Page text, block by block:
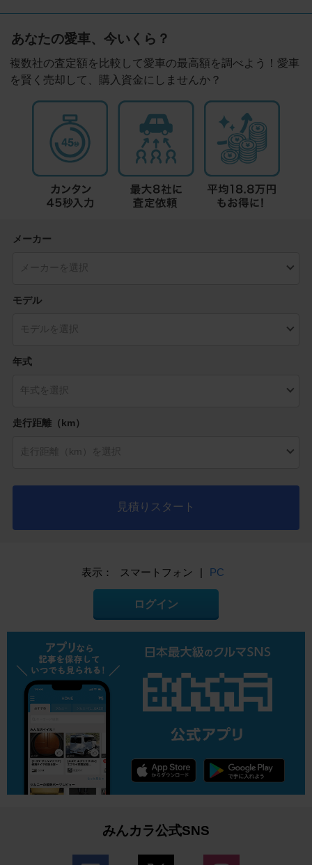
あなたの愛車、今いくら？
複数社の査定額を比較して愛車の最高額を調べよう！愛車
を賢く売却して、購入資金にしませんか？
メーカー
モデル
年式
走行距離（km）
見積りスタート
表示： スマートフォン | PC
ログイン
みんカラ公式SNS